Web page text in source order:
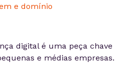
digital é uma peça chave
e médias empresas.